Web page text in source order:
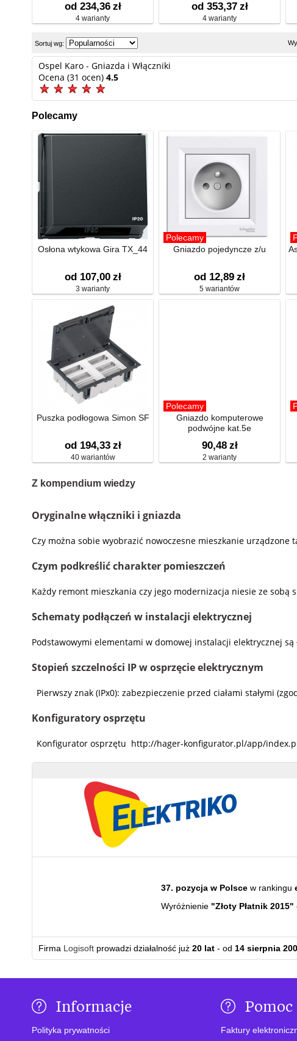
od 234,36 zł
4 warianty
od 353,37 zł
4 warianty
Sortuj wg:
Ospel Karo - Gniazda i Włączniki
Ocena (31 ocen) 4.5
Polecamy
Osłona wtykowa Gira TX_44
od 107,00 zł
3 warianty
Polecamy
Gniazdo pojedyncze z/u
od 12,89 zł
5 wariantów
Puszka podłogowa Simon SF
od 194,33 zł
40 wariantów
Polecamy
Gniazdo komputerowe
podwójne kat.5e
90,48 zł
2 warianty
Z kompendium wiedzy
Oryginalne włączniki i gniazda
Czy można sobie wyobrazić nowoczesne mieszkanie urządzone
Czym podkreślić charakter pomieszczeń
Każdy remont mieszkania czy jego modernizacja niesie ze sobą
Schematy podłączeń w instalacji elektrycznej
Podstawowymi elementami w domowej instalacji elektrycznej są
Stopień szczelności IP w osprzęcie elektrycznym
Pierwszy znak (IPx0): zabezpieczenie przed ciałami stałymi
Konfiguratory osprzętu
Konfigurator osprzętu http://hager-konfigurator.pl/app/
37. pozycja w Polscew rankingu
Wyróżnienie "Złoty Płatnik 2015"
Firma Logisoft prowadzi działalność już 20 lat - od 14 sierpnia
Informacje
Polityka prywatności
Pomoc
Faktury